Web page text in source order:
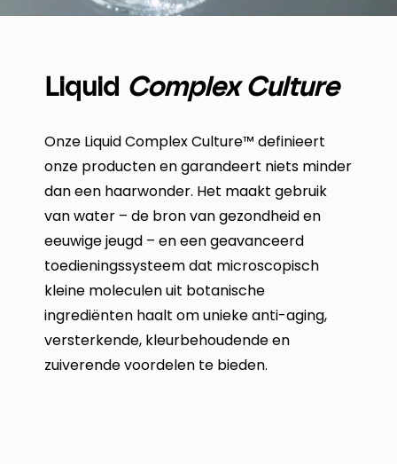
Liquid Complex Culture
Onze Liquid Complex Culture™ definieert
onze producten en garandeert niets minder
dan een haarwonder. Het maakt gebruik
van water – de bron van gezondheid en
eeuwige jeugd – en een geavanceerd
toedieningssysteem dat microscopisch
kleine moleculen uit botanische
ingrediënten haalt om unieke anti-aging,
versterkende, kleurbehoudende en
zuiverende voordelen te bieden.